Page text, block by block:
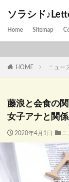
ソラシド
Home Sitemap
HOME ニュー
藤浪と会食の
女子アナと関
2020年4月1日 ニ